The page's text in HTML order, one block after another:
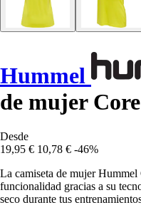
Hummel
de mujer
Desde
19,95 € 10,78 € -46%
La camiseta de mujer
funcionalidad gracias a su
seco durante tus